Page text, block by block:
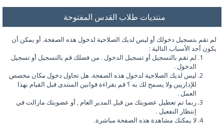
منتديات طلاب القدس المفتوحة
لم تقم بتسجيل دخولك أو ليس لديك الصلاحية لدخول هذه الصفحة. أو يمكن أن
يكون أحد الأسباب التالية :
لم تقم بالتسجيل أو تسجيل الدخول . من فضلك قم بالتسجيل أو تسجيل
الدخول .
ليس لديك الصلاحية لدخول هذه الصفحة. هل تحاول دخول مكان مخصص
للإداريين ولا يسمح لك به ؟ قم بقراءة قوانين المنتدى قبل القيام بهذا
العمل .
ربما تم تعطيل عضويتك من قبل المدير العام , أو عضويتك مازالت في
إنتظار التفعيل .
لا يمكنك مشاهدة هذه الصفحة مباشرة.